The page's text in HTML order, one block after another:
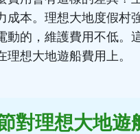
成本。理想大地度假村
動的，維護費用不低。
理想大地遊船費用上。
對理想大地遊